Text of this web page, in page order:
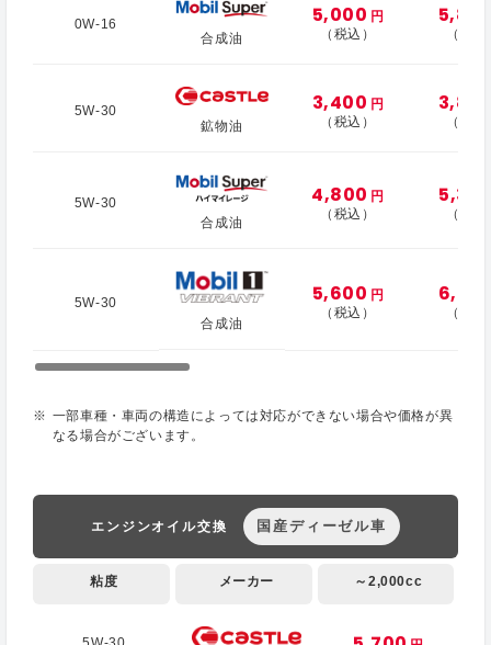
0W-16
合成油
5,000 円
（税込）
（税
5W-30
鉱物油
3,400 円
（税込）
（税
5W-30
合成油
4,800 円
（税込）
（税
5W-30
合成油
5,600 円
（税込）
（税
一部車種・車両の構造によっては対応ができない場合や価格が異
なる場合がございます。
エンジンオイル交換 国産ディーゼル車
粘度 メーカー ～2,000cc